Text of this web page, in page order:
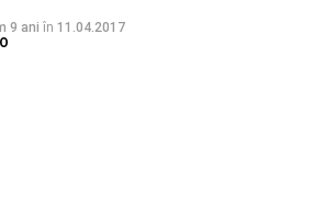
9 ani în 11.04.2017